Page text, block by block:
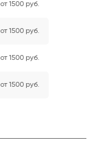
от 1500 руб.
от 1500 руб.
от 1500 руб.
от 1500 руб.